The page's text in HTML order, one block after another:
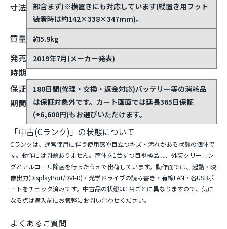
寸法
部含まず)※横置きにも対応しています(縦置き用フット
装着時は約142×338×347mm)。
質量 約5.9kg
発売
時期
2019年7月(メーカー発表)
保証
期間
180日間(修理・交換・返金対応)バッテリー等の消耗品
は保証対象外です。カート画面では延長365日保証
(+6,600円)もお選びいただけます。
「中古(Cランク)」の状態について
Cランクは、通常使用に伴う使用感や目立つキズ・汚れがある状態の個体で
す。動作には問題ありません。筐体を1台ずつ目視検品し、外装クリーニン
グとアルコール除菌を行ったうえで出荷しています。動作面では、起動・映
像出力(DisplayPort/DVI-D)・光学ドライブの読み書き・有線LAN・各USBポ
ートをチェック済みです。中古品の状態は1台ごとに異なりますので、気に
なる点は購入前にお気軽にお問い合わせください。
よくあるご質問